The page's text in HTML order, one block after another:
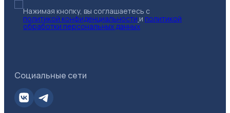
Нажимая кнопку, вы соглашаетесь с
политикой конфиденциальности и политикой
обработки персональных данных
Социальные сети